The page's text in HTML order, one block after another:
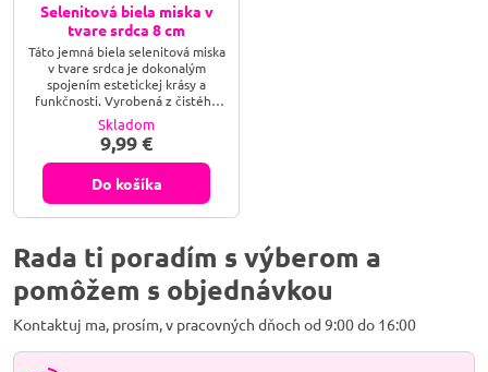
Selenitová biela miska v
tvare srdca 8 cm
Táto jemná biela selenitová miska
v tvare srdca je dokonalým
spojením estetickej krásy a
funkčnosti. Vyrobená z čistého
selenitu, známeho svojimi
očistnými a harmonizačnými
vlastnosťami, je ideálna na
ukladanie drobných šperkov,
kryštálov alebo iných cenností.
Srdcový tvar evokuje lásku a
ochranu, zatiaľ čo biely odtieň
akéhokoľvek priestoru.
Skladom
9,99 €
Do košíka
Rada ti poradím s výberom a
pomôžem s objednávkou
Kontaktuj ma, prosím, v pracovných dňoch od 9:00 do 16:00